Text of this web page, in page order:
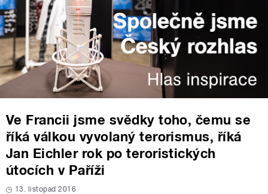
Ve Francii jsme svědky toho, čemu se
říká válkou vyvolaný terorismus, říká
Jan Eichler rok po teroristických
útocích v Paříži
13. listopad 2016